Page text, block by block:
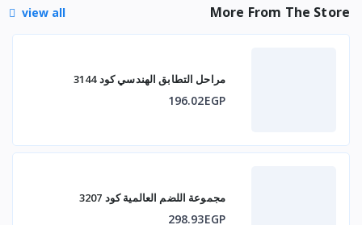
More From The Store
view all
مراحل التطابق الهندسي كود 3144
196.02EGP
مجموعة اللضم العالمية كود 3207
298.93EGP